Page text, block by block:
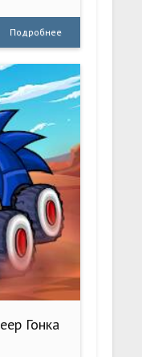
Подробнее
Гонка